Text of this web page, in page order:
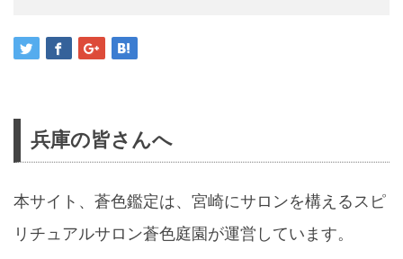
兵庫の皆さんへ
本サイト、蒼色鑑定は、宮崎にサロンを構えるスピ
リチュアルサロン蒼色庭園が運営しています。